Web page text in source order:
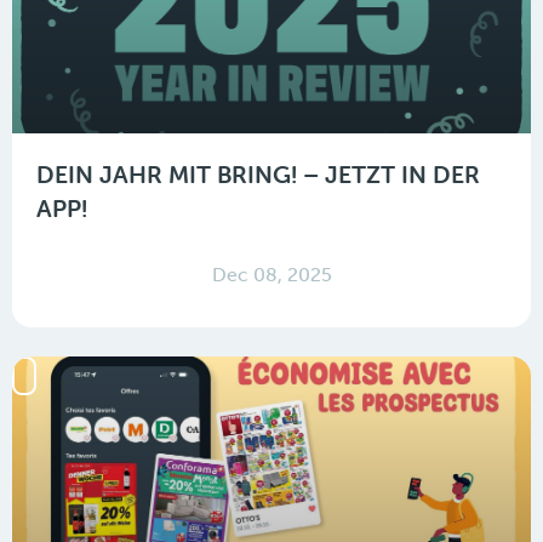
DEIN JAHR MIT BRING! – JETZT IN DER
APP!
Dec 08, 2025